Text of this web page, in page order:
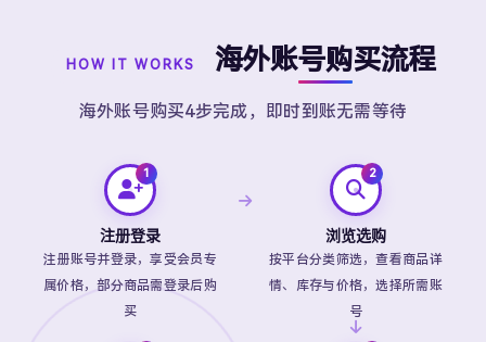
HOW IT WORKS 海外账号购买流程
海外账号购买4步完成，即时到账无需等待
注册登录
注册账号并登录，享受会员专
属价格，部分商品需登录后购
买
浏览选购
按平台分类筛选，查看商品详
情、库存与价格，选择所需账
号